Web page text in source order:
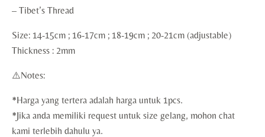
– Tibet’s Thread
Size: 14-15cm ; 16-17cm ; 18-19cm ; 20-21cm (adjustable)
Thickness : 2mm
⚠️Notes:
*Harga yang tertera adalah harga untuk 1pcs.
*Jika anda memiliki request untuk size gelang, mohon chat
kami terlebih dahulu ya.